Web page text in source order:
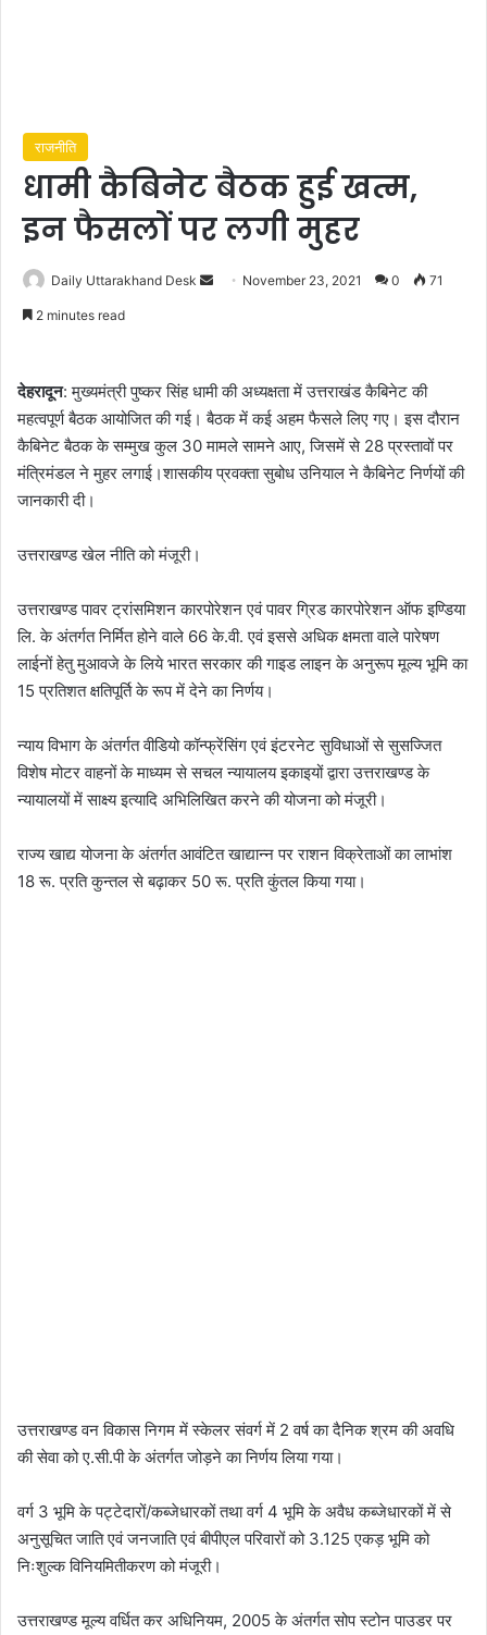
राजनीति
धामी कैबिनेट बैठक हुई खत्म,
इन फैसलों पर लगी मुहर
Daily Uttarakhand Desk
Send November 23, 2021 0 71
2 minutes read
देहरादून: मुख्यमंत्री पुष्कर सिंह धामी की अध्यक्षता में उत्तराखंड कैबिनेट की
महत्वपूर्ण बैठक आयोजित की गई। बैठक में कई अहम फैसले लिए गए। इस दौरान
कैबिनेट बैठक के सम्मुख कुल 30 मामले सामने आए, जिसमें से 28 प्रस्तावों पर
मंत्रिमंडल ने मुहर लगाई।शासकीय प्रवक्ता सुबोध उनियाल ने कैबिनेट निर्णयों की
जानकारी दी।
उत्तराखण्ड खेल नीति को मंजूरी।
उत्तराखण्ड पावर ट्रांसमिशन कारपोरेशन एवं पावर ग्रिड कारपोरेशन ऑफ इण्डिया
लि. के अंतर्गत निर्मित होने वाले 66 के.वी. एवं इससे अधिक क्षमता वाले पारेषण
लाईनों हेतु मुआवजे के लिये भारत सरकार की गाइड लाइन के अनुरूप मूल्य भूमि का
15 प्रतिशत क्षतिपूर्ति के रूप में देने का निर्णय।
न्याय विभाग के अंतर्गत वीडियो कॉन्फ्रेंसिंग एवं इंटरनेट सुविधाओं से सुसज्जित
विशेष मोटर वाहनों के माध्यम से सचल न्यायालय इकाइयों द्वारा उत्तराखण्ड के
न्यायालयों में साक्ष्य इत्यादि अभिलिखित करने की योजना को मंजूरी।
राज्य खाद्य योजना के अंतर्गत आवंटित खाद्यान्न पर राशन विक्रेताओं का लाभांश
18 रू. प्रति कुन्तल से बढ़ाकर 50 रू. प्रति कुंतल किया गया।
उत्तराखण्ड वन विकास निगम में स्केलर संवर्ग में 2 वर्ष का दैनिक श्रम की अवधि
की सेवा को ए.सी.पी के अंतर्गत जोड़ने का निर्णय लिया गया।
वर्ग 3 भूमि के पट्टेदारों/कब्जेधारकों तथा वर्ग 4 भूमि के अवैध कब्जेधारकों में से
अनुसूचित जाति एवं जनजाति एवं बीपीएल परिवारों को 3.125 एकड़ भूमि को
निःशुल्क विनियमितीकरण को मंजूरी।
उत्तराखण्ड मूल्य वर्धित कर अधिनियम, 2005 के अंतर्गत सोप स्टोन पाउडर पर